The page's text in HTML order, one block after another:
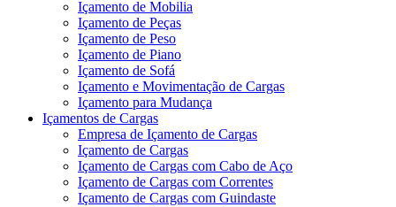
Içamento de Mobilia
Içamento de Peças
Içamento de Peso
Içamento de Piano
Içamento de Sofá
Içamento e Movimentação de Cargas
Içamento para Mudança
Içamentos de Cargas
Empresa de Içamento de Cargas
Içamento de Cargas
Içamento de Cargas com Cabo de Aço
Içamento de Cargas com Correntes
Içamento de Cargas com Guindaste